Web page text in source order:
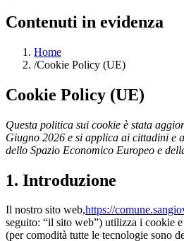
Contenuti in evidenza
Home
/Cookie Policy (UE)
Cookie Policy (UE)
Questa politica sui cookie è stata
Giugno 2026 e si applica ai cittadini e
dello Spazio Economico Europeo e
1. Introduzione
Il nostro sito web,https://
seguito: “il sito web”) utilizza i cookie
(per comodità tutte le tecnologie sono